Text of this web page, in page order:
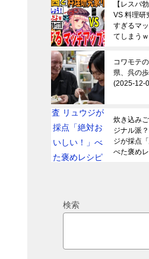
【レスバ
VS 料理研
すぎるマ
てしまう
ス】
コワモテ
県、呉の
2025-12-
炊き込み
ジナル派
ジが採点
べた褒め
検索